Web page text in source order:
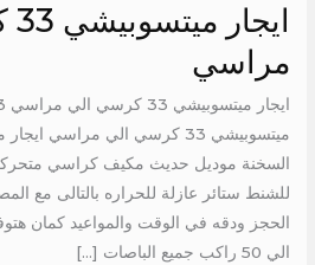
مراسي
السخنة موديل حديث مكيف كراسي
للشنط ستائر عازلة للحراره بالتالى مع
الي 50 راكب جميع الباصات […]